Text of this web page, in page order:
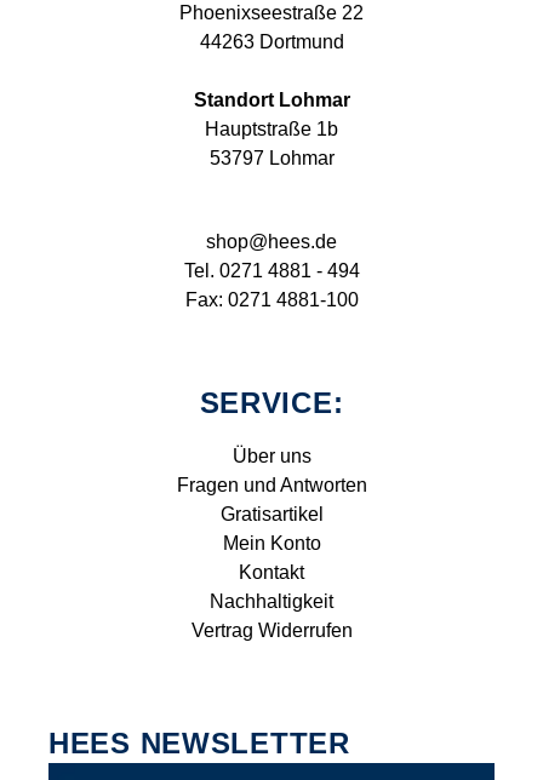
Phoenixseestraße 22
44263 Dortmund
Standort Lohmar
Hauptstraße 1b
53797 Lohmar
shop@hees.de
Tel. 0271 4881 - 494
Fax: 0271 4881-100
SERVICE:
Über uns
Fragen und Antworten
Gratisartikel
Mein Konto
Kontakt
Nachhaltigkeit
Vertrag Widerrufen
HEES NEWSLETTER